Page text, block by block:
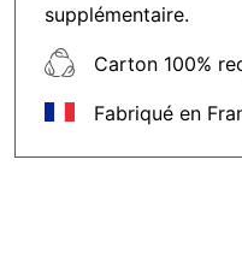
supplémentaire.
Carton 100%
Fabriqué en